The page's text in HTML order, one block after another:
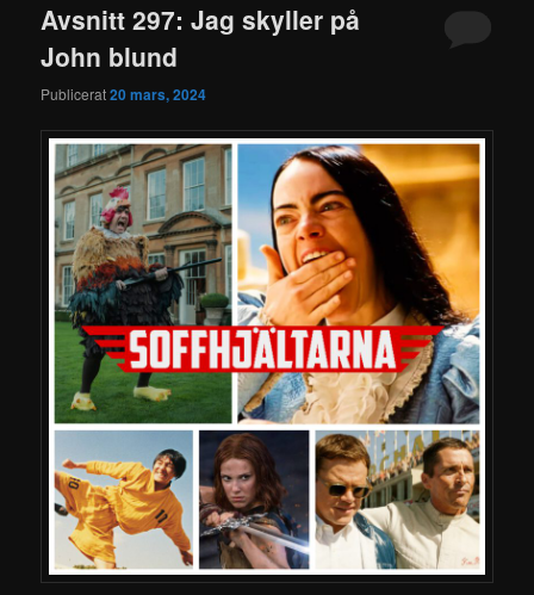
Avsnitt 297: Jag skyller på
John blund
Publicerat20 mars, 2024